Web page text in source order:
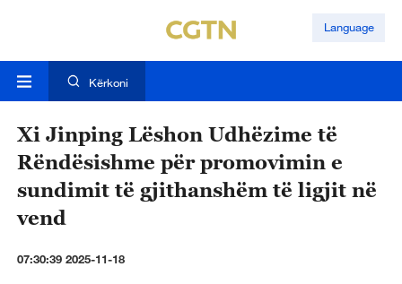
Language
Kërkoni
Xi Jinping Lëshon Udhëzime të
Rëndësishme për promovimin e
sundimit të gjithanshëm të ligjit në
vend
07:30:39 2025-11-18